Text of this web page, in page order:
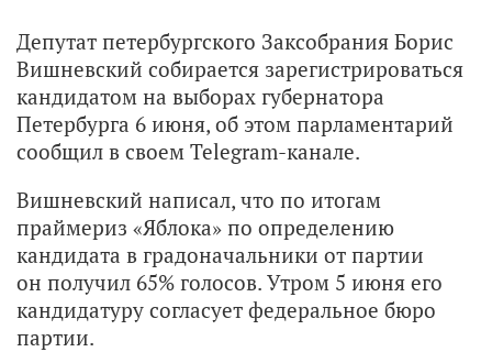
Депутат петербургского Заксобрания Борис
Вишневский собирается зарегистрироваться
кандидатом на выборах губернатора
Петербурга 6 июня, об этом парламентарий
сообщил в своем Telegram-канале.
Вишневский написал, что по итогам
праймериз «Яблока» по определению
кандидата в градоначальники от партии
он получил 65% голосов. Утром 5 июня его
кандидатуру согласует федеральное бюро
партии.